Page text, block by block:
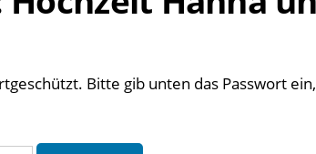
Bitte gib unten das Passwort